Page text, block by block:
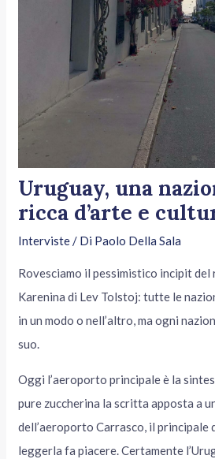
Uruguay, una
ricca d’arte e
Interviste/ Di Paolo Della Sala
Rovesciamo il pessimistico incipit del
Karenina di Lev Tolstoj: tutte le
in un modo o nell’altro, ma ogni
suo.
Oggi l’aeroporto principale è la
pure zuccherina la scritta apposta a
dell’aeroporto Carrasco, il principale
leggerla fa piacere. Certamente